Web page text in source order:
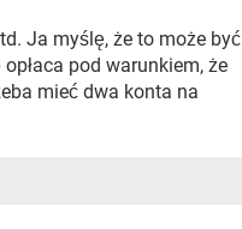
Ja myślę, że to może być
pod warunkiem, że
mieć dwa konta na